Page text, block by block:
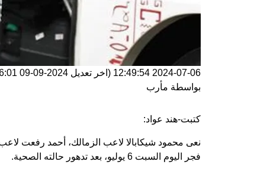
2024-07-06 12:49:54 (اخر تعديل 2024-09-09 15:26:01
بواسطة مأرب
كتبت-هند عواد:
نعى محمود شيكابالا لاعب الزمالك، أحمد رفعت
فجر اليوم السبت 6 يوليو، بعد تدهور حالته الصحية.